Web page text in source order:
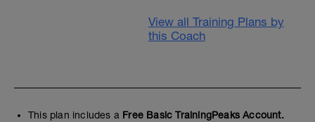
View all Training Plans by
this Coach
This plan includes a Free Basic TrainingPeaks Account.